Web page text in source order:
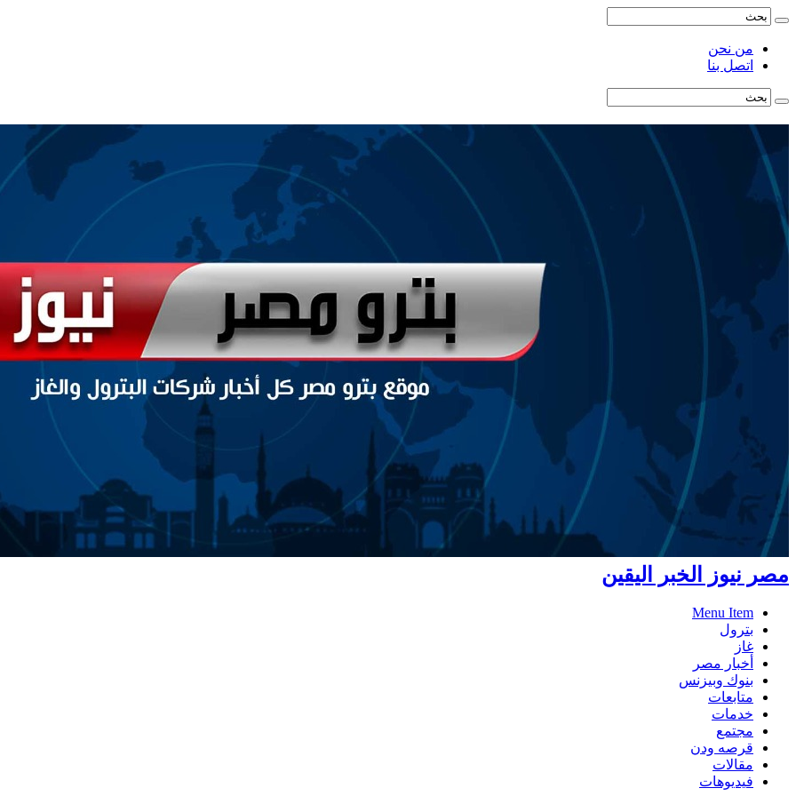
من نحن
اتصل بنا
مصر نيوز الخبر اليقين
Menu Item
بترول
غاز
أخبار مصر
بنوك وبيزنس
متابعات
خدمات
مجتمع
قرصه ودن
مقالات
فيديوهات